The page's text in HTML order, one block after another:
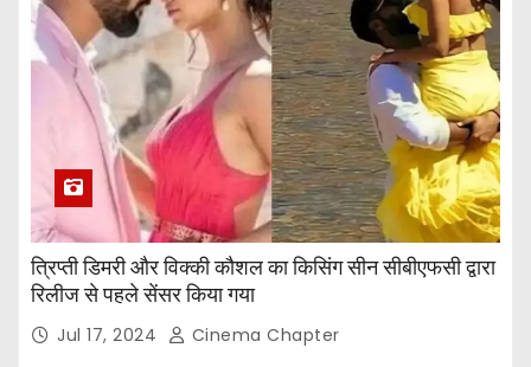
त्रिप्ती डिमरी और विक्की कौशल का किसिंग सीन सीबीएफसी द्वारा
रिलीज से पहले सेंसर किया गया
Jul 17, 2024 Cinema Chapter